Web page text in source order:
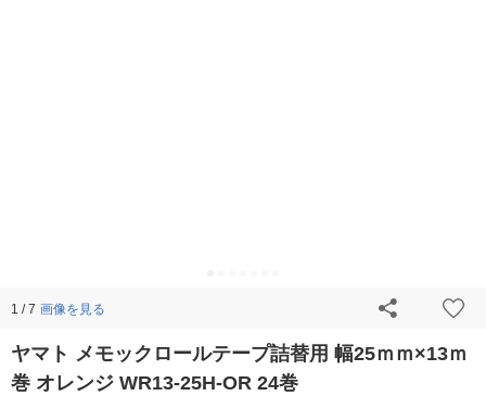
1 / 7 画像を見る
ヤマト メモックロールテープ詰替用 幅25ｍｍ×13ｍ
巻 オレンジ WR13-25H-OR 24巻